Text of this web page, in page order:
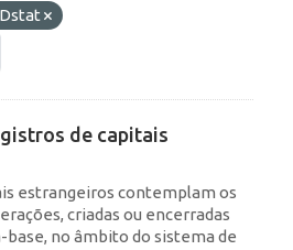
de capitais
estrangeiros contemplam os
criadas ou encerradas
base, no âmbito do sistema de